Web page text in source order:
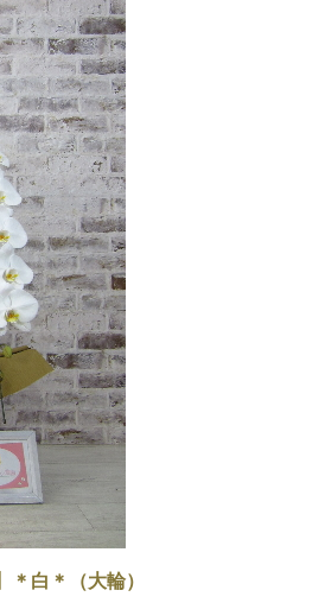
白＊（大輪）